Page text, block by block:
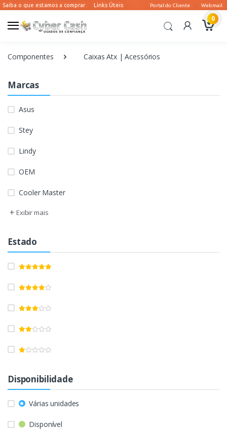
0
Componentes Caixas Atx | Acessórios
Marcas
Asus
Stey
Lindy
OEM
Cooler Master
+ Exibir mais
Estado
Disponibilidade
Várias unidades
Disponível